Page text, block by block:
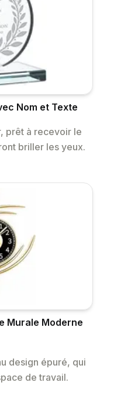
Nom et Texte
prêt à recevoir le
briller les yeux.
Murale Moderne
design épuré, qui
de travail.